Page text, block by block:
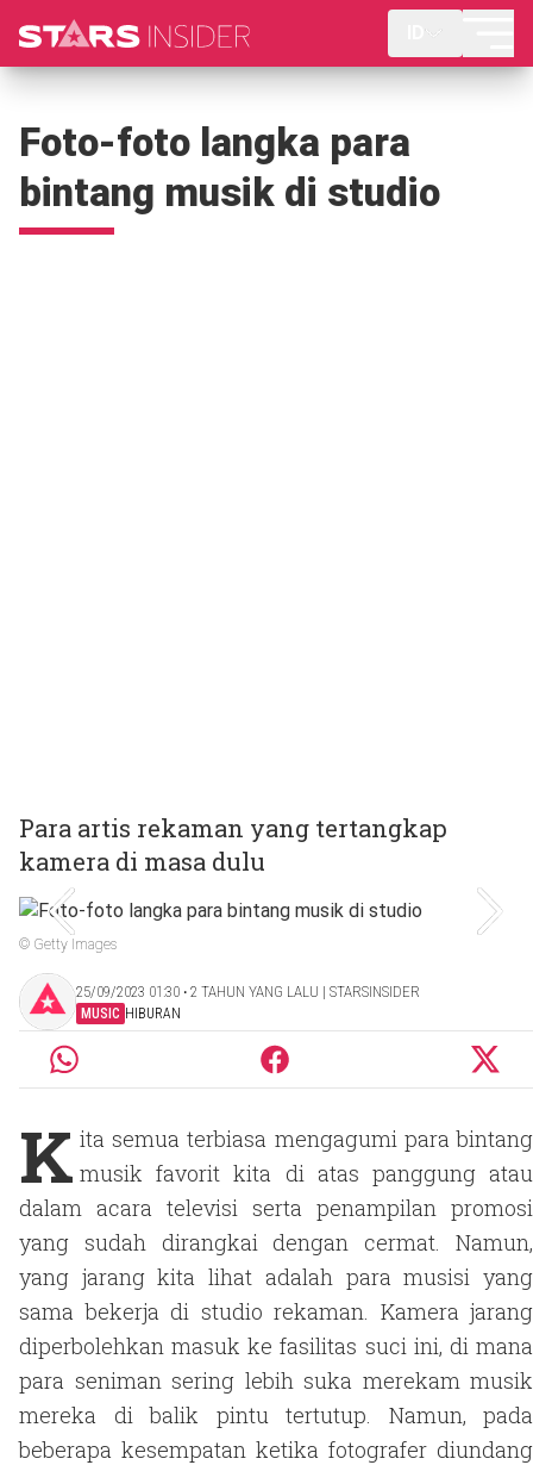
Foto-foto langka para
bintang musik di studio
Para artis rekaman yang tertangkap
kamera di masa dulu
© Getty Images
25/09/2023 01:30 ‧ 2 TAHUN YANG LALU | STARSINSIDER
MUSIC HIBURAN
K ita semua terbiasa mengagumi para bintang
musik favorit kita di atas panggung atau
dalam acara televisi serta penampilan promosi
yang sudah dirangkai dengan cermat. Namun,
yang jarang kita lihat adalah para musisi yang
sama bekerja di studio rekaman. Kamera jarang
diperbolehkan masuk ke fasilitas suci ini, di mana
para seniman sering lebih suka merekam musik
mereka di balik pintu tertutup. Namun, pada
beberapa kesempatan ketika fotografer diundang